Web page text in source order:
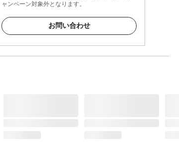
ャンペーン対象外となります。
お問い合わせ